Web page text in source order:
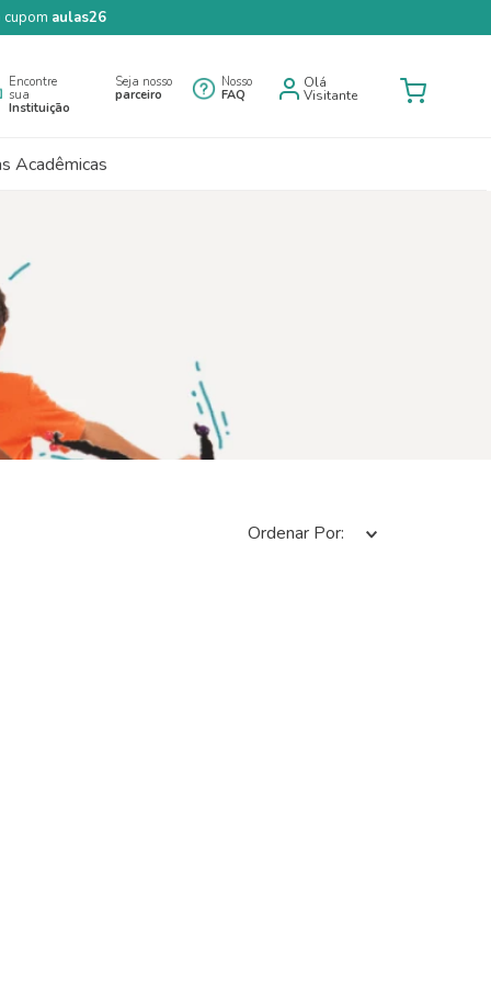
aulas26
Encontre
sua
Instituição
Seja nosso
parceiro
Nosso
FAQ
Olá
Visitante
Acadêmicas
Ordenar Por